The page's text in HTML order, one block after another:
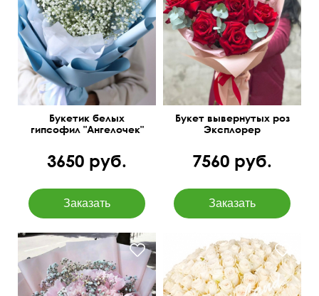
Букетик белых
гипсофил "Ангелочек"
3650 руб.
Современная упаковка
Букет вывернутых роз
Эксплорер
7560 руб.